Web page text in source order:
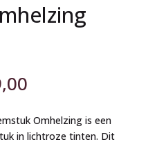
Prijsklasse:
tot
€259,00
Omhelzing is een
in lichtroze tinten. Dit